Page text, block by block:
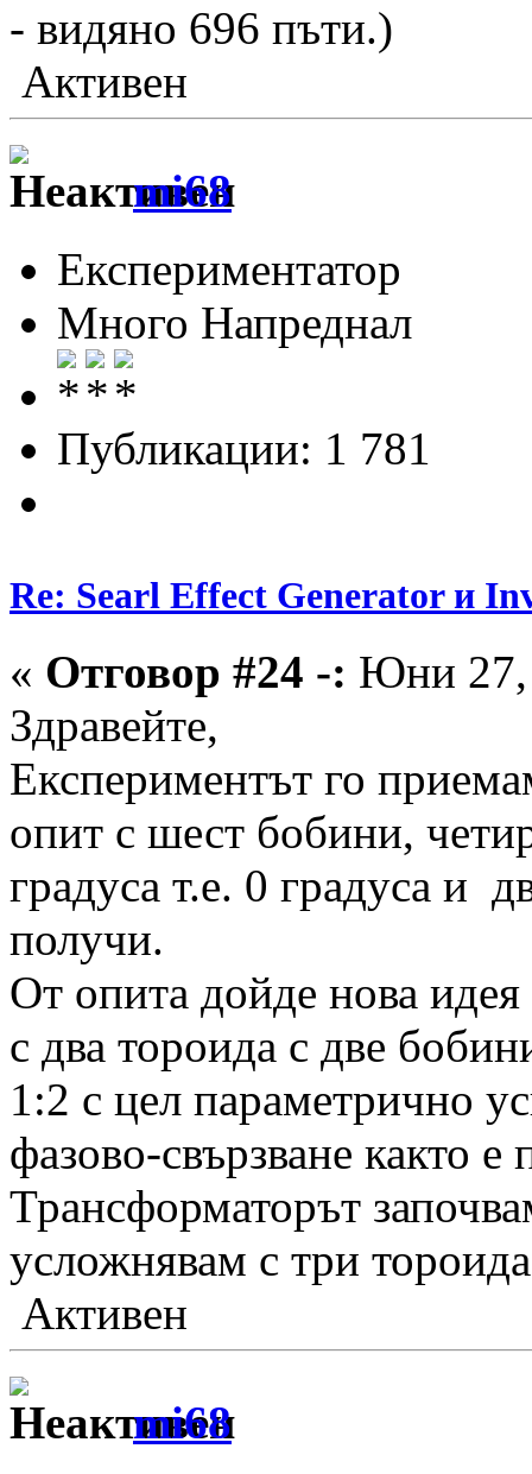
- видяно 696 пъти.)
Активен
mi68
Експериментатор
Много Напреднал
Публикации: 1 781
Re: Searl Effect Generator и
« Отговор #24 -: Юни 27,
Здравейте,
Експериментът го
опит с шест бобини,
градуса т.е. 0 градуса и
получи.
От опита дойде нова
с два тороида с две
1:2 с цел параметрично
фазово-свързване както
Трансформаторът
усложнявам с три
Активен
mi68